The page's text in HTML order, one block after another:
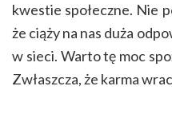
kwestie społeczne. Nie
że ciąży na nas duża
w sieci. Warto tę moc
Zwłaszcza, że karma